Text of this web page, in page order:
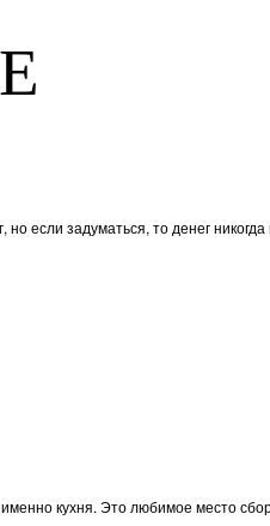
если задуматься, то денег
кухня. Это любимое место